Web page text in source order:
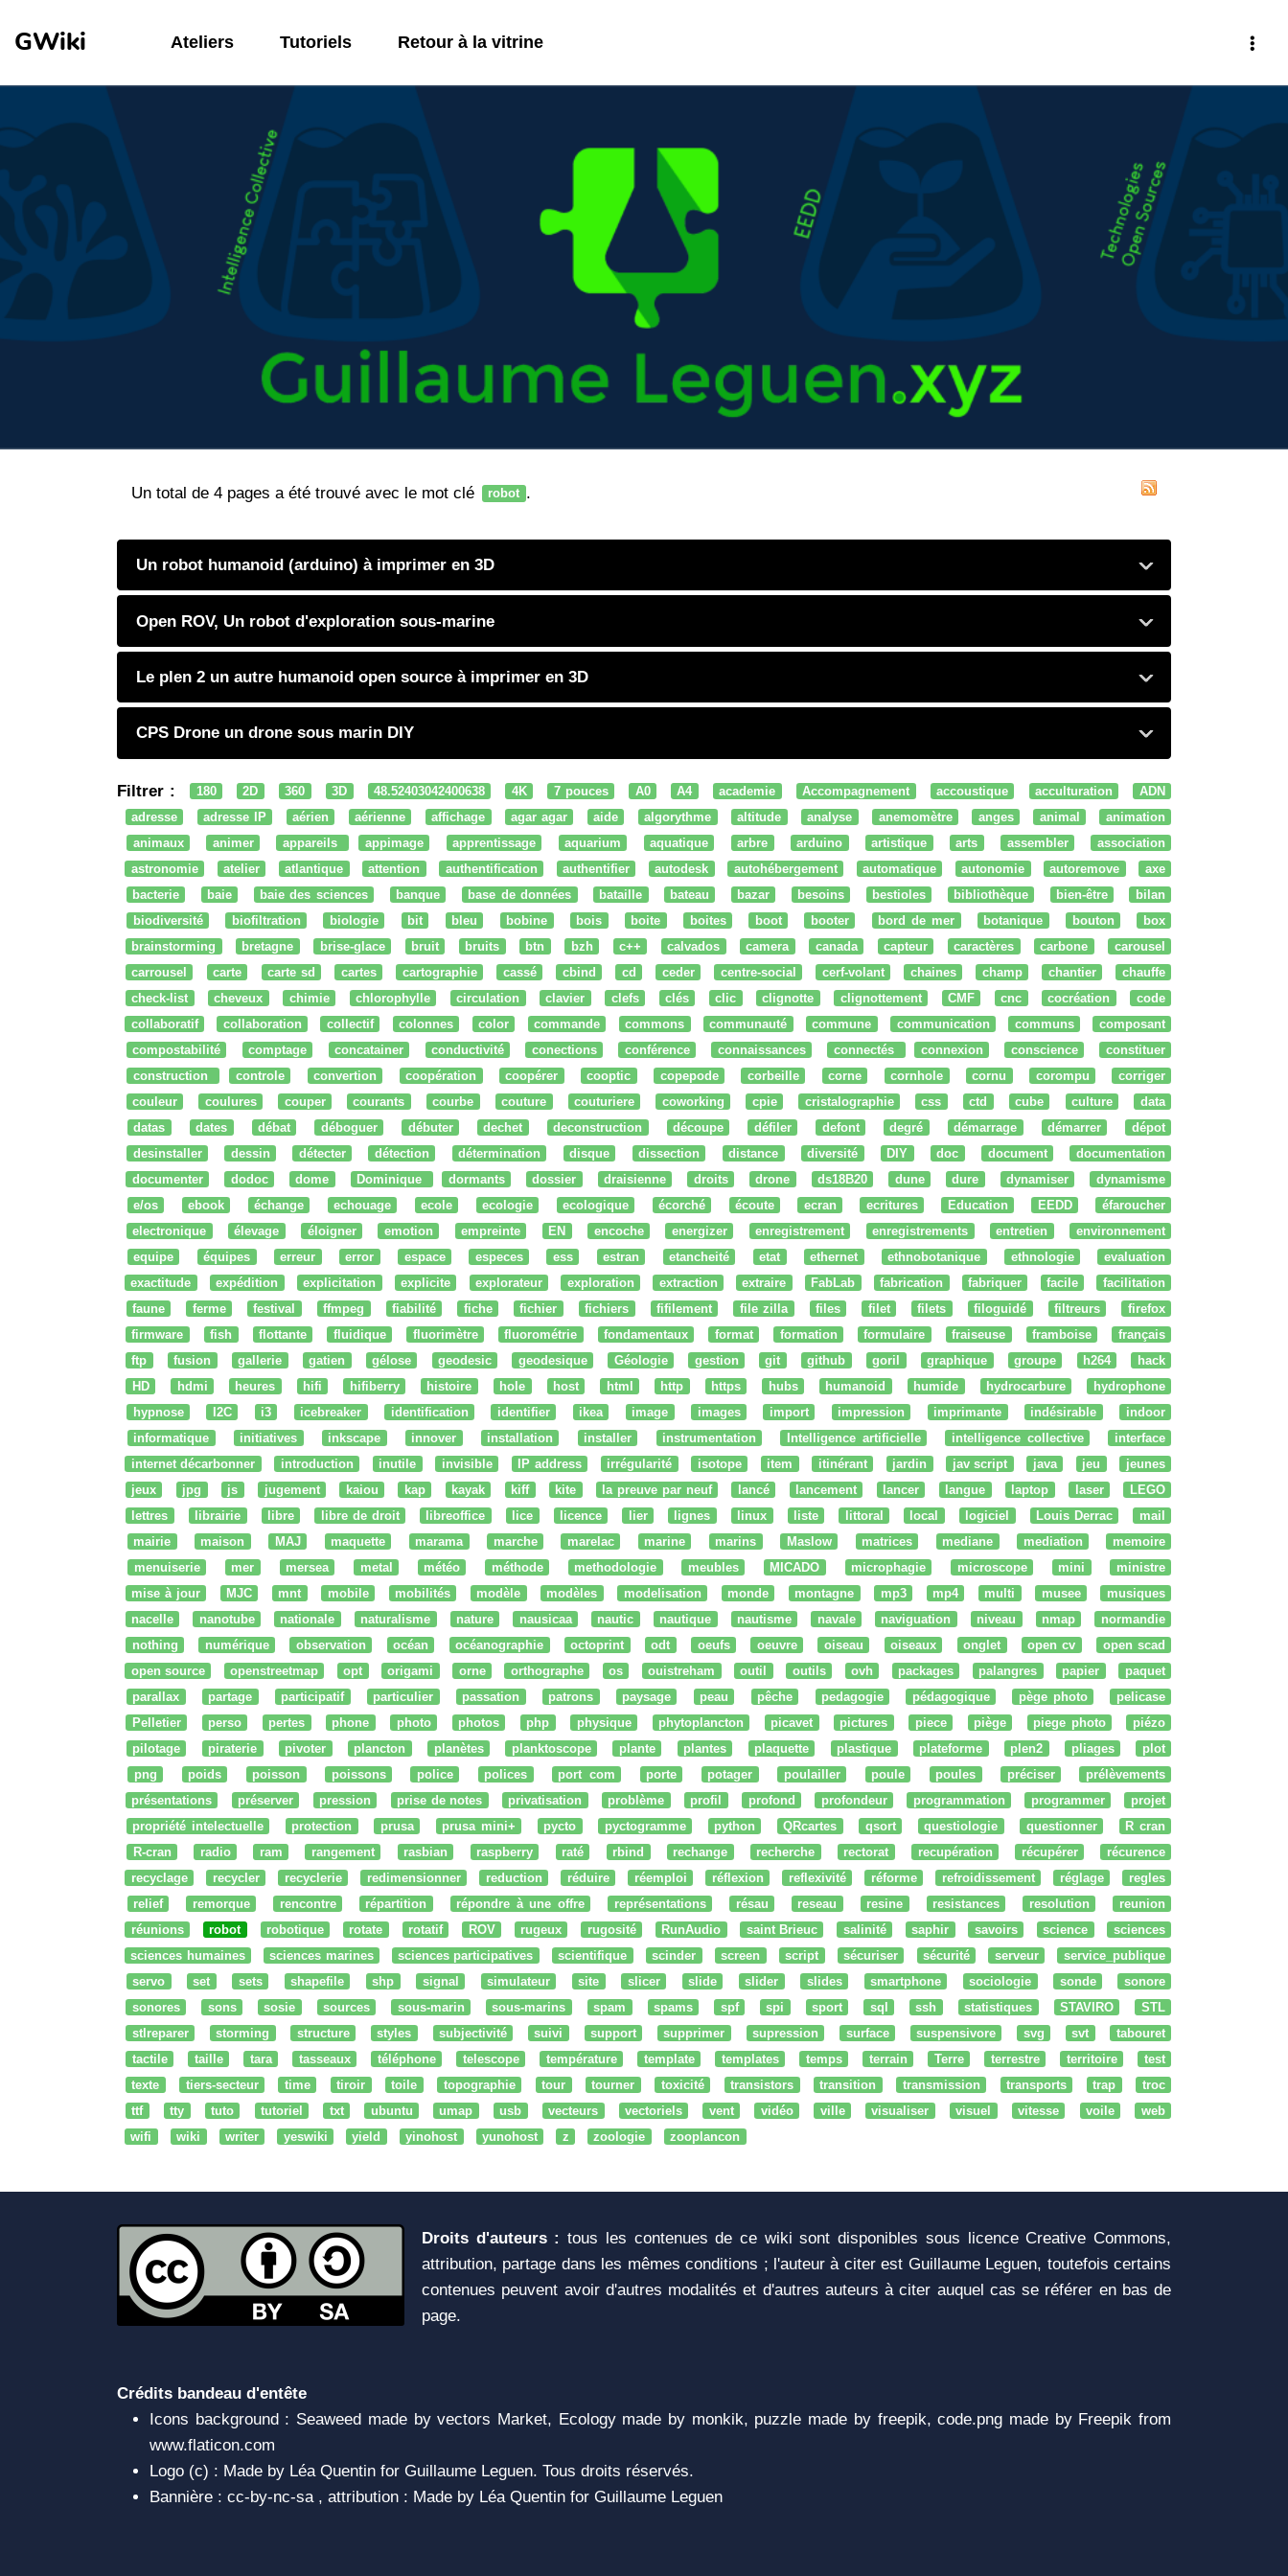
GWiki Ateliers Tutoriels Retour à la vitrine
Un total de 4 pages a été trouvé avec le mot clé robot .
Un robot humanoid (arduino) à imprimer en 3D
Open ROV, Un robot d'exploration sous-marine
Le plen 2 un autre humanoid open source à imprimer en 3D
CPS Drone un drone sous marin DIY
Filtrer : 180 2D 360 3D 48.52403042400638 4K 7 pouces A0 A4 academie Accompagnement accoustique acculturation
ADN
adresse
adresse IP aérien aérienne affichage agar agar aide algorythme altitude analyse anemomètre anges animal
animation
animaux
animer appareils appimage apprentissage aquarium aquatique arbre arduino artistique arts assembler
association
astronomie
atelier atlantique attention authentification authentifier autodesk autohébergement automatique autonomie autoremove
axe
bacterie
baie baie des sciences banque base de données bataille bateau bazar besoins bestioles bibliothèque bien-être
bilan
biodiversité
biofiltration biologie bit bleu bobine bois boite boites boot booter bord de mer botanique bouton
box
brainstorming
bretagne brise-glace bruit bruits btn bzh c++ calvados camera canada capteur caractères carbone
carousel
carrousel
carte carte sd cartes cartographie cassé cbind cd ceder centre-social cerf-volant chaines champ chantier
chauffe
check-list
cheveux chimie chlorophylle circulation clavier clefs clés clic clignotte clignottement CMF cnc cocréation
code
collaboratif
collaboration collectif colonnes color commande commons communauté commune communication communs
composant
compostabilité
comptage concatainer conductivité conections conférence connaissances connectés connexion conscience
constituer
construction
controle convertion coopération coopérer cooptic copepode corbeille corne cornhole cornu corompu
corriger
couleur
coulures couper courants courbe couture couturiere coworking cpie cristalographie css ctd cube culture
data
datas
dates débat déboguer débuter dechet deconstruction découpe défiler defont degré démarrage démarrer
dépot
desinstaller
dessin détecter détection détermination disque dissection distance diversité DIY doc document
documentation
documenter
dodoc dome Dominique dormants dossier draisienne droits drone ds18B20 dune dure dynamiser
dynamisme
e/os
ebook échange echouage ecole ecologie ecologique écorché écoute ecran ecritures Education EEDD
éfaroucher
electronique
élevage éloigner emotion empreinte EN encoche energizer enregistrement enregistrements entretien
environnement
equipe
équipes erreur error espace especes ess estran etancheité etat ethernet ethnobotanique ethnologie
evaluation
exactitude
expédition explicitation explicite explorateur exploration extraction extraire FabLab fabrication fabriquer facile
facilitation
faune
ferme festival ffmpeg fiabilité fiche fichier fichiers fifilement file zilla files filet filets filoguidé filtreurs
firefox
firmware
fish flottante fluidique fluorimètre fluorométrie fondamentaux format formation formulaire fraiseuse framboise
français
ftp
fusion gallerie gatien gélose geodesic geodesique Géologie gestion git github goril graphique groupe h264
hack
HD
hdmi heures hifi hifiberry histoire hole host html http https hubs humanoid humide hydrocarbure
hydrophone
hypnose
I2C i3 icebreaker identification identifier ikea image images import impression imprimante indésirable
indoor
informatique
initiatives inkscape innover installation installer instrumentation Intelligence artificielle intelligence collective
interface
internet décarbonner
introduction inutile invisible IP address irrégularité isotope item itinérant jardin jav script java jeu
jeunes
jeux
jpg js jugement kaiou kap kayak kiff kite la preuve par neuf lancé lancement lancer langue laptop laser
LEGO
lettres
librairie libre libre de droit libreoffice lice licence lier lignes linux liste littoral local logiciel Louis Derrac
mail
mairie
maison MAJ maquette marama marche marelac marine marins Maslow matrices mediane mediation
memoire
menuiserie
mer mersea metal météo méthode methodologie meubles MICADO microphagie microscope mini
ministre
mise à jour
MJC mnt mobile mobilités modèle modèles modelisation monde montagne mp3 mp4 multi musee
musiques
nacelle
nanotube nationale naturalisme nature nausicaa nautic nautique nautisme navale naviguation niveau nmap
normandie
nothing
numérique observation océan océanographie octoprint odt oeufs oeuvre oiseau oiseaux onglet open cv
open scad
open source
openstreetmap opt origami orne orthographe os ouistreham outil outils ovh packages palangres papier
paquet
parallax
partage participatif particulier passation patrons paysage peau pêche pedagogie pédagogique pège photo
pelicase
Pelletier
perso pertes phone photo photos php physique phytoplancton picavet pictures piece piège piege photo
piézo
pilotage
piraterie pivoter plancton planètes planktoscope plante plantes plaquette plastique plateforme plen2 pliages
plot
png
poids poisson poissons police polices port com porte potager poulailler poule poules préciser
prélèvements
présentations
préserver pression prise de notes privatisation problème profil profond profondeur programmation programmer
projet
propriété intelectuelle
protection prusa prusa mini+ pycto pyctogramme python QRcartes qsort questiologie questionner
R cran
R-cran
radio ram rangement rasbian raspberry raté rbind rechange recherche rectorat recupération récupérer
récurence
recyclage
recycler recyclerie redimensionner reduction réduire réemploi réflexion reflexivité réforme refroidissement réglage
regles
relief
remorque rencontre répartition répondre à une offre représentations résau reseau resine resistances resolution
reunion
réunions
robot robotique rotate rotatif ROV rugeux rugosité RunAudio saint Brieuc salinité saphir savoirs science
sciences
sciences humaines
sciences marines sciences participatives scientifique scinder screen script sécuriser sécurité serveur
service_publique
servo
set sets shapefile shp signal simulateur site slicer slide slider slides smartphone sociologie sonde
sonore
sonores
sons sosie sources sous-marin sous-marins spam spams spf spi sport sql ssh statistiques STAVIRO
STL
stlreparer
storming structure styles subjectivité suivi support supprimer supression surface suspensivore svg svt
tabouret
tactile
taille tara tasseaux téléphone telescope température template templates temps terrain Terre terrestre territoire
test
texte
tiers-secteur time tiroir toile topographie tour tourner toxicité transistors transition transmission transports trap
troc
ttf
tty tuto tutoriel txt ubuntu umap usb vecteurs vectoriels vent vidéo ville visualiser visuel vitesse voile
web
wifi
wiki writer yeswiki yield yinohost yunohost z zoologie zooplancon
Droits d'auteurs : tous les contenues de ce wiki sont disponibles sous licence Creative Commons,
attribution, partage dans les mêmes conditions ; l'auteur à citer est Guillaume Leguen, toutefois certains
contenues peuvent avoir d'autres modalités et d'autres auteurs à citer auquel cas se référer en bas de
page.
Crédits bandeau d'entête
Icons background : Seaweed made by vectors Market, Ecology made by monkik, puzzle made by freepik, code.png made by Freepik from
www.flaticon.com
Logo (c) : Made by Léa Quentin for Guillaume Leguen. Tous droits réservés.
Bannière : cc-by-nc-sa , attribution : Made by Léa Quentin for Guillaume Leguen